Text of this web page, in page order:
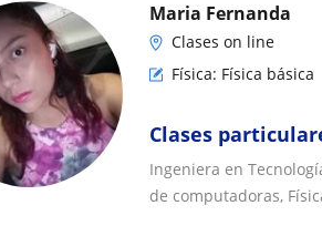
Maria Fernanda
Clases on line
Física: Física básica
Clases
Ingeniera en
de computadoras,